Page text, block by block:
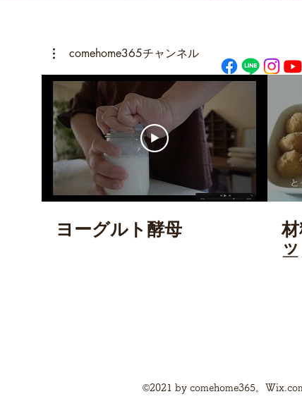
comehome365チャンネル
ヨーグルト酵母
©2021 by comehome365。